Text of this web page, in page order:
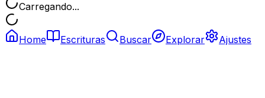
Carregando...
Home Escrituras Buscar Explorar Ajustes